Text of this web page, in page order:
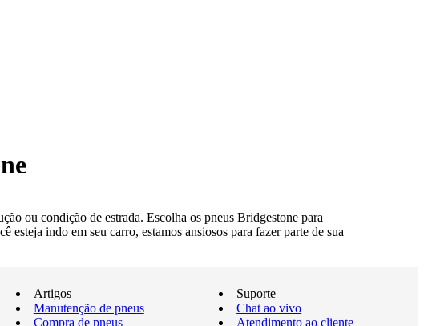
ou condição de estrada. Escolha os pneus Bridgestone para
indo em seu carro, estamos ansiosos para fazer parte de sua
Artigos
Manutenção de pneus
Compra de pneus
Suporte
Chat ao vivo
Atendimento ao cliente